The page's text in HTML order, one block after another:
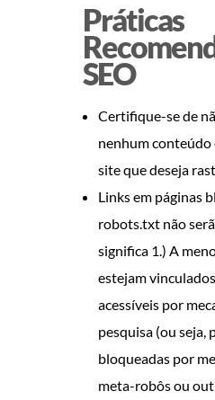
Práticas
SEO
Certifique-se de
nenhum conteúdo
site que deseja
Links em páginas
robots.txt não
significa 1.) A
estejam
acessíveis por
pesquisa (ou seja,
bloqueadas por
meta-robôs ou